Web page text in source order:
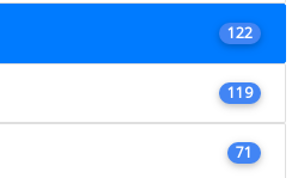
122
119
71